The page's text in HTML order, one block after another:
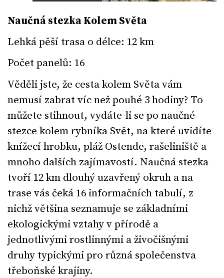
Naučná stezka Kolem Světa
Lehká pěší trasa o délce: 12 km
Počet panelů: 16
Věděli jste, že cesta kolem Světa vám
nemusí zabrat víc než pouhé 3 hodiny? To
můžete stihnout, vydáte-li se po naučné
stezce kolem rybníka Svět, na které uvidíte
knížecí hrobku, pláž Ostende, rašeliniště a
mnoho dalších zajímavostí. Naučná stezka
tvoří 12 km dlouhý uzavřený okruh a na
trase vás čeká 16 informačních tabulí, z
nichž většina seznamuje se základními
ekologickými vztahy v přírodě a
jednotlivými rostlinnými a živočišnými
druhy typickými pro různá společenstva
třeboňské krajiny.